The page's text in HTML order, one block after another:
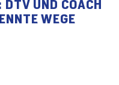
UND COACH
WEGE